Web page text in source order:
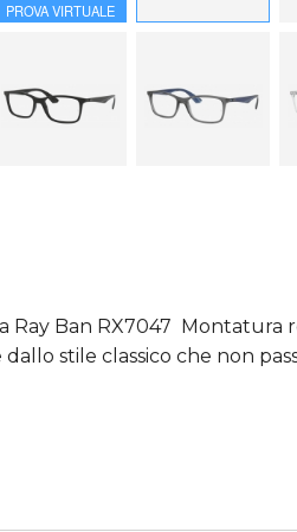
PROVA VIRTUALE
Ray Ban RX7047 Montatura
stile classico che non